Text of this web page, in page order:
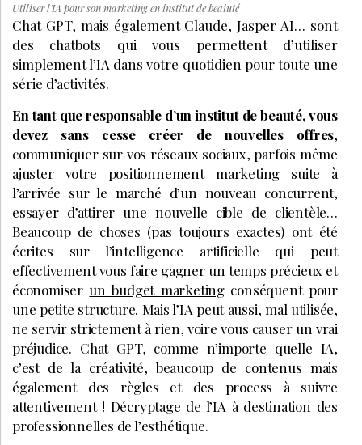
Utiliser l'IA pour son marketing en institut de beaiuté
Chat GPT, mais également Claude, Jasper AI… sont
des chatbots qui vous permettent d’utiliser
simplement l’IA dans votre quotidien pour toute une
série d’activités.
En tant que responsable d’un institut de beauté, vous
devez sans cesse créer de nouvelles offres,
communiquer sur vos réseaux sociaux, parfois même
ajuster votre positionnement marketing suite à
l’arrivée sur le marché d’un nouveau concurrent,
essayer d’attirer une nouvelle cible de clientèle…
Beaucoup de choses (pas toujours exactes) ont été
écrites sur l’intelligence artificielle qui peut
effectivement vous faire gagner un temps précieux et
économiser un budget marketingconséquent pour
une petite structure. Mais l’IA peut aussi, mal utilisée,
ne servir strictement à rien, voire vous causer un vrai
préjudice. Chat GPT, comme n’importe quelle IA,
c’est de la créativité, beaucoup de contenus mais
également des règles et des process à suivre
attentivement ! Décryptage de l’IA à destination des
professionnelles de l’esthétique.